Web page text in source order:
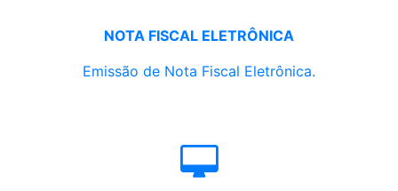
NOTA FISCAL ELETRÔNICA
Emissão de Nota Fiscal Eletrônica.